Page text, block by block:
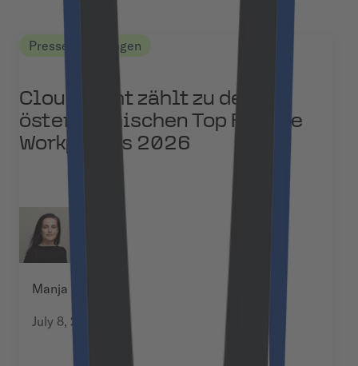
Pressemitteilungen
Cloudflight zählt zu den
österreichischen Top Female
Workplaces 2026
Manja Kuchel
July 8, 2026